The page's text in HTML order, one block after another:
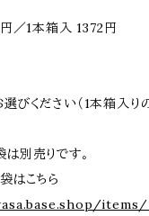
1本箱入 1372円
びください（1本箱入り
別売りです。
はこちら
items/